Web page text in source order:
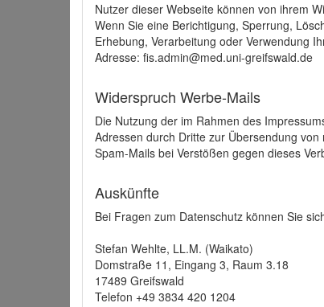
Nutzer dieser Webseite können von ihrem
Wenn Sie eine Berichtigung, Sperrung,
Erhebung, Verarbeitung oder Verwendung
Adresse: fis.admin@med.uni-greifswald.de
Widerspruch Werbe-Mails
Die Nutzung der im Rahmen des
Adressen durch Dritte zur Übersendung
Spam-Mails bei Verstößen gegen dieses
Auskünfte
Bei Fragen zum Datenschutz können Sie
Stefan Wehlte, LL.M. (Waikato)
Domstraße 11, Eingang 3, Raum 3.18
17489 Greifswald
Telefon +49 3834 420 1204